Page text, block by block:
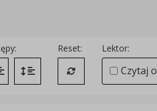
odstęp między literami
Zmień interlinię i margines
Reset:
Przywróć ustawienia
Lektor:
Czytaj